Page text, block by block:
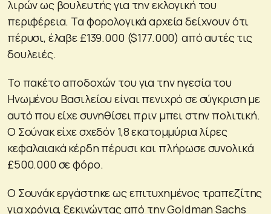
λιρών ως βουλευτής για την εκλογική του
περιφέρεια. Τα φορολογικά αρχεία δείχνουν ότι
πέρυσι, έλαβε £139.000 ($177.000) από αυτές τις
δουλειές.
Το πακέτο αποδοχών του για την ηγεσία του
Ηνωμένου Βασιλείου είναι πενιχρό σε σύγκριση με
αυτό που είχε συνηθίσει πριν μπει στην πολιτική.
Ο Σούνακ είχε σχεδόν 1,8 εκατομμύρια λίρες
κεφαλαιακά κέρδη πέρυσι και πλήρωσε συνολικά
£500.000 σε φόρο.
Ο Σουνάκ εργάστηκε ως επιτυχημένος τραπεζίτης
για χρόνια, ξεκινώντας από την Goldman Sachs